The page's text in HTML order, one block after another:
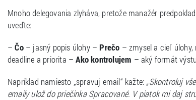
Mnoho delegovania zlyháva, pretože manažér
uveďte:
–Čo– jasný popis úlohy – Prečo – zmysel a cieľ
deadline a priorita –Ako kontrolujem – aký formát
Napríklad namiesto „spravuj email“ kažte: „Skontroluj
emaily ulož do priečinka Spracované. V piatok mi daj